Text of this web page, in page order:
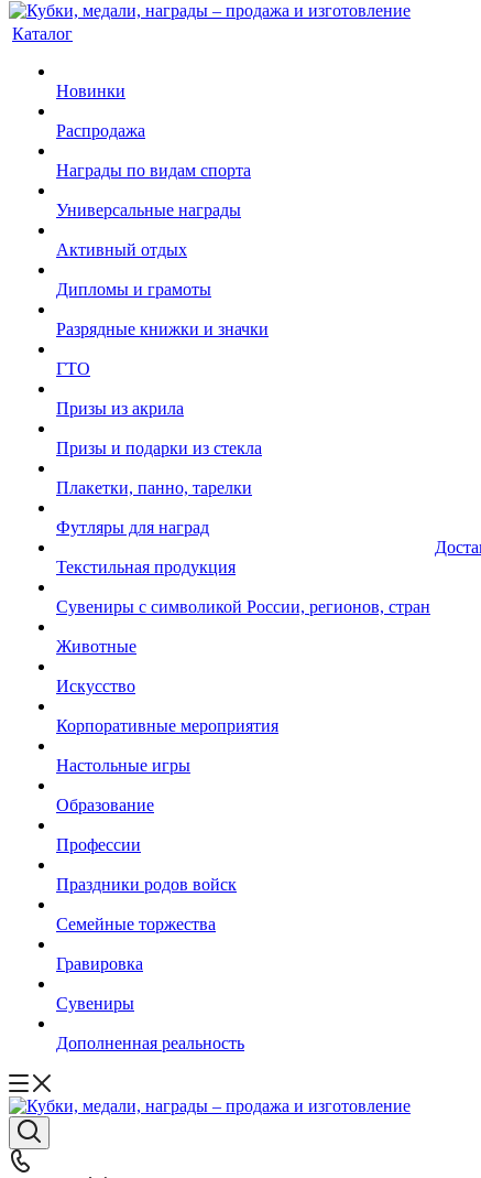
Каталог
Новинки
Распродажа
Награды по видам спорта
Универсальные награды
Активный отдых
Дипломы и грамоты
Разрядные книжки и значки
ГТО
Призы из акрила
Призы и подарки из стекла
Плакетки, панно, тарелки
Футляры для наград
Текстильная продукция
Сувениры с символикой России, регионов, стран
Животные
Искусство
Корпоративные мероприятия
Настольные игры
Образование
Профессии
Праздники родов войск
Семейные торжества
Гравировка
Сувениры
Дополненная реальность